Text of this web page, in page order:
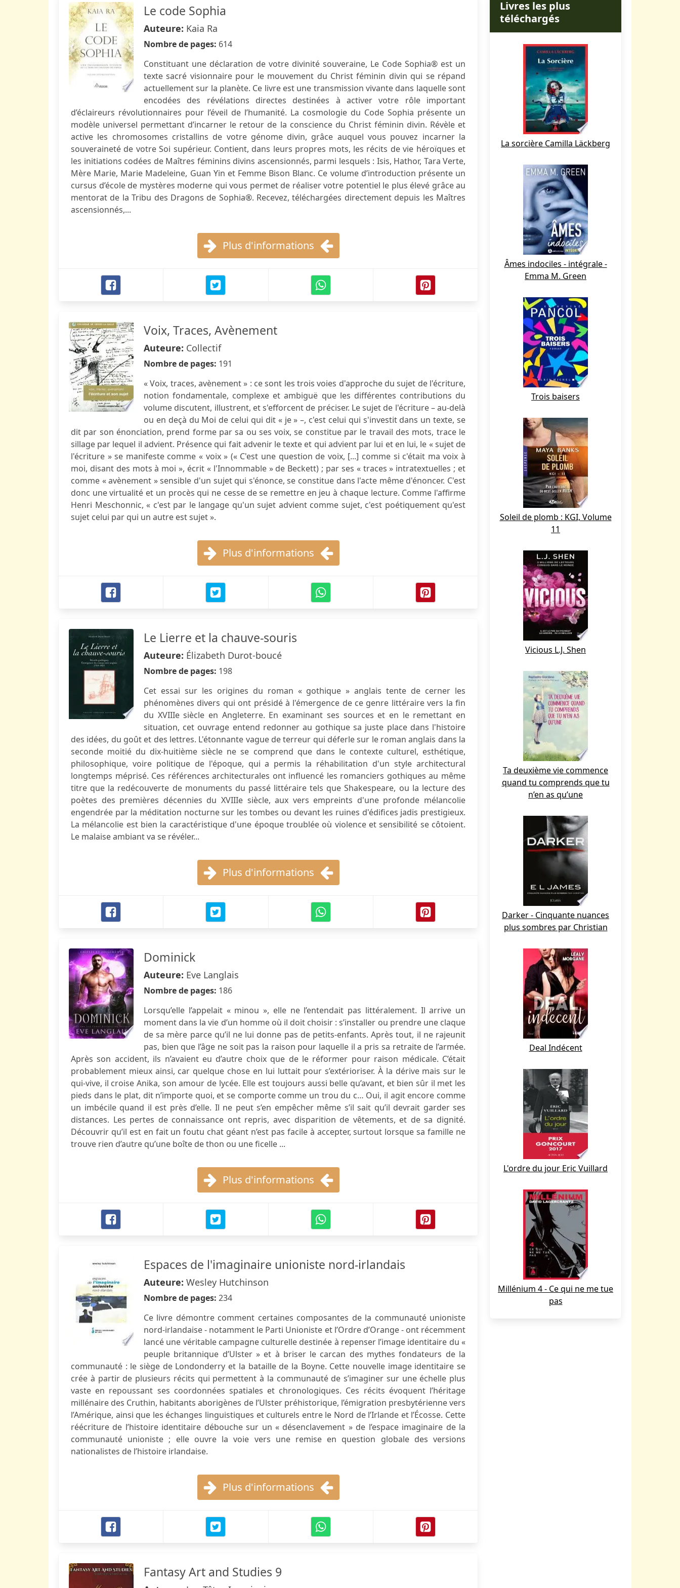
Le code Sophia
Auteure: Kaia Ra
Nombre de pages: 614
Constituant une déclaration de votre divinité souveraine, Le Code Sophia® est un
texte sacré visionnaire pour le mouvement du Christ féminin divin qui se répand
actuellement sur la planète. Ce livre est une transmission vivante dans laquelle sont
encodées des révélations directes destinées à activer votre rôle important
d’éclaireurs révolutionnaires pour l’éveil de l’humanité. La cosmologie du Code Sophia présente un
modèle universel permettant d’incarner le retour de la conscience du Christ féminin divin. Révèle et
active les chromosomes cristallins de votre génome divin, grâce auquel vous pouvez incarner la
souveraineté de votre Soi supérieur. Contient, dans leurs propres mots, les récits de vie héroïques et
les initiations codées de Maîtres féminins divins ascensionnés, parmi lesquels : Isis, Hathor, Tara Verte,
Mère Marie, Marie Madeleine, Guan Yin et Femme Bison Blanc. Ce volume d’introduction présente un
cursus d’école de mystères moderne qui vous permet de réaliser votre potentiel le plus élevé grâce au
mentorat de la Tribu des Dragons de Sophia®. Recevez, téléchargées directement depuis les Maîtres
ascensionnés,...
Plus d'informations
Voix, Traces, Avènement
Auteure: Collectif
Nombre de pages: 191
« Voix, traces, avènement » : ce sont les trois voies d'approche du sujet de l'écriture,
notion fondamentale, complexe et ambiguë que les différentes contributions du
volume discutent, illustrent, et s'efforcent de préciser. Le sujet de l'écriture – au-delà
ou en deçà du Moi de celui qui dit « je » –, c'est celui qui s'investit dans un texte, se
dit par son énonciation, prend forme par sa ou ses voix, se constitue par le travail des mots, trace le
sillage par lequel il advient. Présence qui fait advenir le texte et qui advient par lui et en lui, le « sujet de
l'écriture » se manifeste comme « voix » (« C'est une question de voix, [...] comme si c'était ma voix à
moi, disant des mots à moi », écrit « l'Innommable » de Beckett) ; par ses « traces » intratextuelles ; et
comme « avènement » sensible d'un sujet qui s'énonce, se constitue dans l'acte même d'énoncer. C'est
donc une virtualité et un procès qui ne cesse de se remettre en jeu à chaque lecture. Comme l'affirme
Henri Meschonnic, « c'est par le langage qu'un sujet advient comme sujet, c'est poétiquement qu'est
sujet celui par qui un autre est sujet ».
Plus d'informations
Le Lierre et la chauve-souris
Auteure: Élizabeth Durot-boucé
Nombre de pages: 198
Cet essai sur les origines du roman « gothique » anglais tente de cerner les
phénomènes divers qui ont présidé à l'émergence de ce genre littéraire vers la fin
du XVIIIe siècle en Angleterre. En examinant ses sources et en le remettant en
situation, cet ouvrage entend redonner au gothique sa juste place dans l'histoire
des idées, du goût et des lettres. L'étonnante vague de terreur qui déferle sur le roman anglais dans la
seconde moitié du dix-huitième siècle ne se comprend que dans le contexte culturel, esthétique,
philosophique, voire politique de l'époque, qui a permis la réhabilitation d'un style architectural
longtemps méprisé. Ces références architecturales ont influencé les romanciers gothiques au même
titre que la redécouverte de monuments du passé littéraire tels que Shakespeare, ou la lecture des
poètes des premières décennies du XVIIIe siècle, aux vers empreints d'une profonde mélancolie
engendrée par la méditation nocturne sur les tombes ou devant les ruines d'édifices jadis prestigieux.
La mélancolie est bien la caractéristique d'une époque troublée où violence et sensibilité se côtoient.
Le malaise ambiant va se révéler...
Plus d'informations
Dominick
Auteure: Eve Langlais
Nombre de pages: 186
Lorsqu’elle l’appelait « minou », elle ne l’entendait pas littéralement. Il arrive un
moment dans la vie d’un homme où il doit choisir : s’installer ou prendre une claque
de sa mère parce qu’il ne lui donne pas de petits-enfants. Après tout, il ne rajeunit
pas, bien que l’âge ne soit pas la raison pour laquelle il a pris sa retraite de l’armée.
Après son accident, ils n’avaient eu d’autre choix que de le réformer pour raison médicale. C’était
probablement mieux ainsi, car quelque chose en lui luttait pour s’extérioriser. À la dérive mais sur le
qui-vive, il croise Anika, son amour de lycée. Elle est toujours aussi belle qu’avant, et bien sûr il met les
pieds dans le plat, dit n’importe quoi, et se comporte comme un trou du c… Oui, il agit encore comme
un imbécile quand il est près d’elle. Il ne peut s’en empêcher même s’il sait qu’il devrait garder ses
distances. Les pertes de connaissance ont repris, avec disparition de vêtements, et de sa dignité.
Découvrir qu’il est en fait un foutu chat géant n’est pas facile à accepter, surtout lorsque sa famille ne
trouve rien d’autre qu’une boîte de thon ou une ficelle ...
Plus d'informations
Espaces de l'imaginaire unioniste nord-irlandais
Auteure: Wesley Hutchinson
Nombre de pages: 234
Ce livre démontre comment certaines composantes de la communauté unioniste
nord-irlandaise - notamment le Parti Unioniste et l’Ordre d’Orange - ont récemment
lancé une véritable campagne culturelle destinée à repenser l’image identitaire du «
peuple britannique d’Ulster » et à briser le carcan des mythes fondateurs de la
communauté : le siège de Londonderry et la bataille de la Boyne. Cette nouvelle image identitaire se
crée à partir de plusieurs récits qui permettent à la communauté de s’imaginer sur une échelle plus
vaste en repoussant ses coordonnées spatiales et chronologiques. Ces récits évoquent l’héritage
millénaire des Cruthin, habitants aborigènes de l’Ulster préhistorique, l’émigration presbytérienne vers
l’Amérique, ainsi que les échanges linguistiques et culturels entre le Nord de l’Irlande et l’Écosse. Cette
réécriture de l’histoire identitaire débouche sur un « désenclavement » de l’espace imaginaire de la
communauté unioniste ; elle ouvre la voie vers une remise en question globale des versions
nationalistes de l’histoire irlandaise.
Plus d'informations
Fantasy Art and Studies 9
Livres les plus
téléchargés
La sorcière Camilla Läckberg
Âmes indociles - intégrale -
Emma M. Green
Trois baisers
Soleil de plomb : KGI, Volume
11
Vicious L.J. Shen
Ta deuxième vie commence
quand tu comprends que tu
n’en as qu’une
Darker - Cinquante nuances
plus sombres par Christian
Deal Indécent
L'ordre du jour Eric Vuillard
Millénium 4 - Ce qui ne me tue
pas